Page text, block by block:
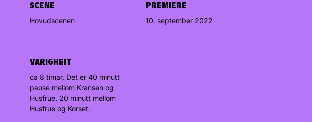
SCENE
Hovudscenen
PREMIERE
10. september 2022
VARIGHEIT
ca 8 timar. Det er 40 minutt
pause mellom Kransen og
Husfrue, 20 minutt mellom
Husfrue og Korset.